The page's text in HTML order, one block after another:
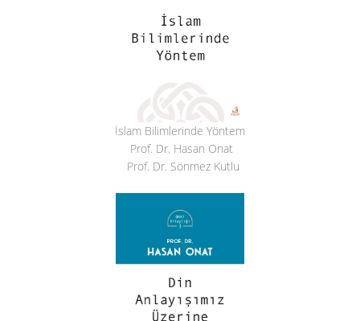
İslam Bilimlerinde Yöntem
Prof. Dr. Hasan Onat
Prof. Dr. Sönmez Kutlu